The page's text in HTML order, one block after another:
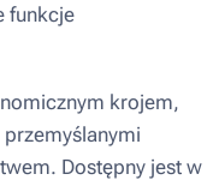
funkcje
krojem,
Dostępny jest w